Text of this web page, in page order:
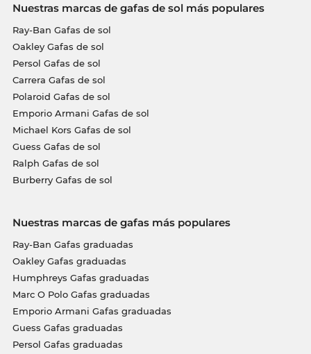
Nuestras marcas de gafas de sol más populares
Ray-Ban Gafas de sol
Oakley Gafas de sol
Persol Gafas de sol
Carrera Gafas de sol
Polaroid Gafas de sol
Emporio Armani Gafas de sol
Michael Kors Gafas de sol
Guess Gafas de sol
Ralph Gafas de sol
Burberry Gafas de sol
Nuestras marcas de gafas más populares
Ray-Ban Gafas graduadas
Oakley Gafas graduadas
Humphreys Gafas graduadas
Marc O Polo Gafas graduadas
Emporio Armani Gafas graduadas
Guess Gafas graduadas
Persol Gafas graduadas